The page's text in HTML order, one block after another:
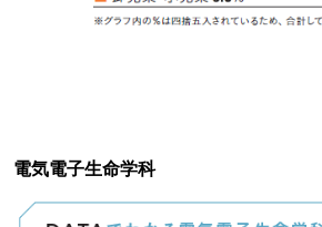
電気電子生命学科